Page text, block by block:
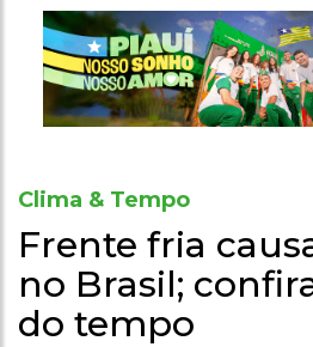
Clima & Tempo
Frente fria
no Brasil;
do tempo